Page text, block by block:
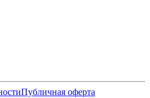
Публичная оферта